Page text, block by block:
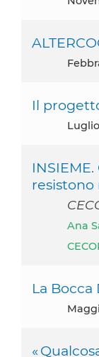
Il
resistono
Ana
La Bocca
«